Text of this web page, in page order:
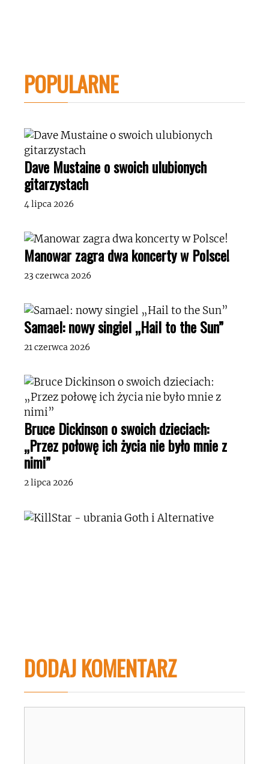
POPULARNE
Dave Mustaine o swoich ulubionych
gitarzystach
4 lipca 2026
Manowar zagra dwa koncerty w Polsce!
23 czerwca 2026
Samael: nowy singiel „Hail to the Sun”
21 czerwca 2026
Bruce Dickinson o swoich dzieciach:
„Przez połowę ich życia nie było mnie z
nimi”
2 lipca 2026
DODAJ KOMENTARZ